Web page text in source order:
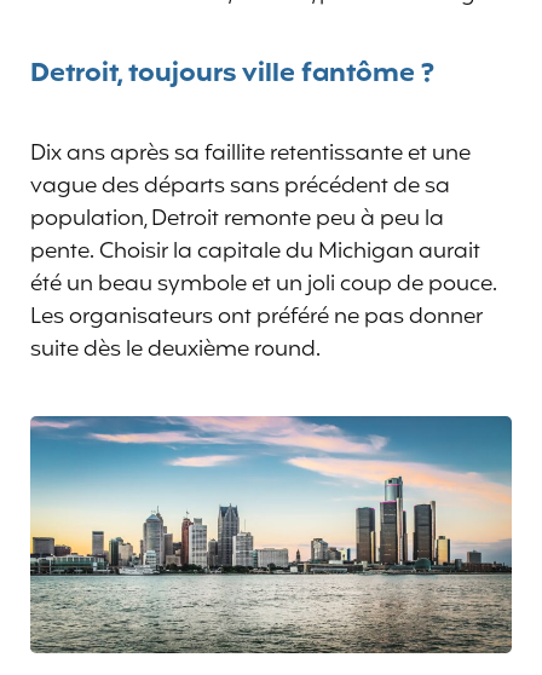
Detroit, toujours ville fantôme ?
Dix ans après sa faillite retentissante et une
vague des départs sans précédent de sa
population, Detroit remonte peu à peu la
pente. Choisir la capitale du Michigan aurait
été un beau symbole et un joli coup de pouce.
Les organisateurs ont préféré ne pas donner
suite dès le deuxième round.